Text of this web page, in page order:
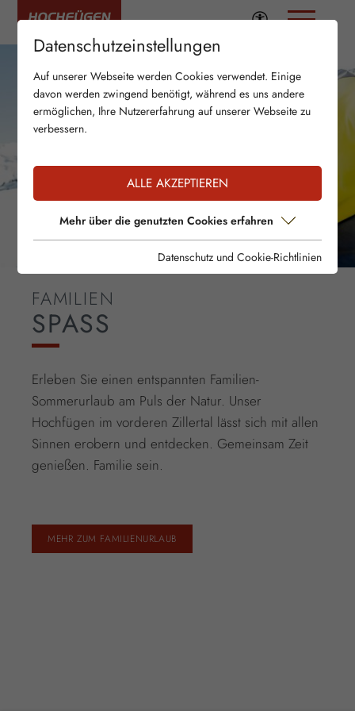
FAMILIEN
SPASS
Erleben Sie einen entspannten Familien-
Sommerurlaub am Puls der Natur. Unser
Hochfügen im vorderen Zillertal lässt sich mit allen
Sinnen erobern und entdecken. Gemeinsam Zeit
genießen. Familie sein.
MEHR ZUM FAMILIENURLAUB
Datenschutzeinstellungen
Auf unserer Webseite werden Cookies verwendet. Einige
davon werden zwingend benötigt, während es uns andere
ermöglichen, Ihre Nutzererfahrung auf unserer Webseite zu
verbessern.
ALLE AKZEPTIEREN
Mehr über die genutzten Cookies erfahren
Datenschutz und Cookie-Richtlinien